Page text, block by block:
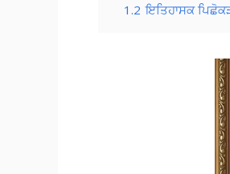
1.2 ਇਤਿਹਾਸਕ